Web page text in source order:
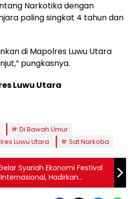
Narkotika dengan
paling singkat 4 tahun dan
di Mapolres Luwu Utara
pungkasnya.
Luwu Utara
Di Bawah Umur
Luwu Utara Sat Narkoba
Syariah Ekonomi Festival
Hadirkan
Italia dan USA